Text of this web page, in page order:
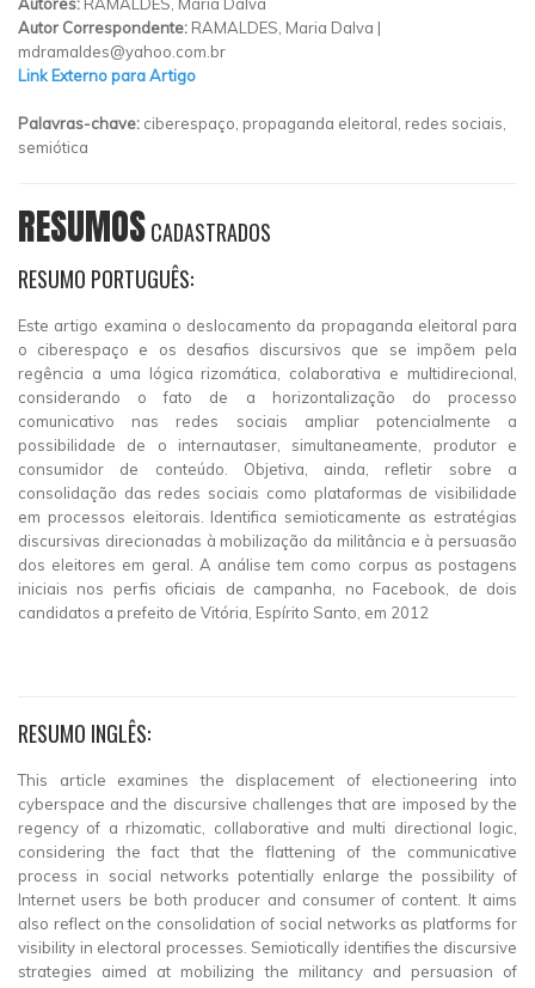
Autor Correspondente: RAMALDES, Maria Dalva |
mdramaldes@yahoo.com.br
Link Externo para Artigo
Palavras-chave: ciberespaço, propaganda eleitoral, redes sociais,
semiótica
RESUMOSCADASTRADOS
RESUMO PORTUGUÊS:
Este artigo examina o deslocamento da propaganda eleitoral para
o ciberespaço e os desafios discursivos que se impõem pela
regência a uma lógica rizomática, colaborativa e multidirecional,
considerando o fato de a horizontalização do processo
comunicativo nas redes sociais ampliar potencialmente a
possibilidade de o internautaser, simultaneamente, produtor e
consumidor de conteúdo. Objetiva, ainda, refletir sobre a
consolidação das redes sociais como plataformas de visibilidade
em processos eleitorais. Identifica semioticamente as estratégias
discursivas direcionadas à mobilização da militância e à persuasão
dos eleitores em geral. A análise tem como corpus as postagens
iniciais nos perfis oficiais de campanha, no Facebook, de dois
candidatos a prefeito de Vitória, Espírito Santo, em 2012
RESUMO INGLÊS:
This article examines the displacement of electioneering into
cyberspace and the discursive challenges that are imposed by the
regency of a rhizomatic, collaborative and multi directional logic,
considering the fact that the flattening of the communicative
process in social networks potentially enlarge the possibility of
Internet users be both producer and consumer of content. It aims
also reflect on the consolidation of social networks as platforms for
visibility in electoral processes. Semiotically identifies the discursive
strategies aimed at mobilizing the militancy and persuasion of